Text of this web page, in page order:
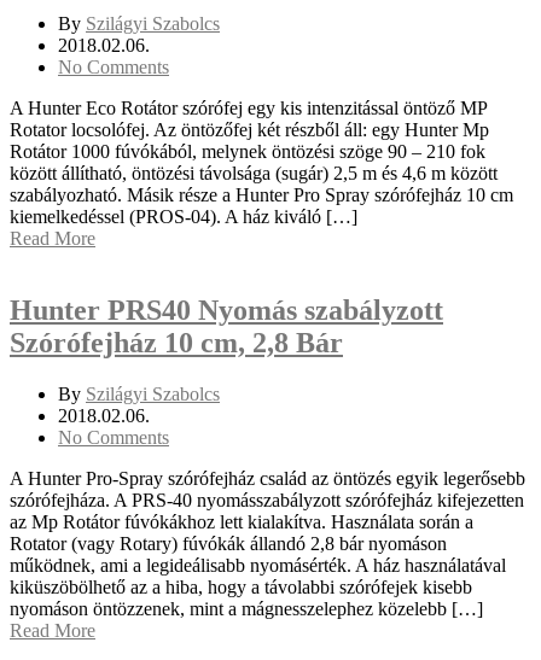
By Szilágyi Szabolcs
2018.02.06.
No Comments
A Hunter Eco Rotátor szórófej egy kis intenzitással öntöző MP
Rotator locsolófej. Az öntözőfej két részből áll: egy Hunter Mp
Rotátor 1000 fúvókából, melynek öntözési szöge 90 – 210 fok
között állítható, öntözési távolsága (sugár) 2,5 m és 4,6 m között
szabályozható. Másik része a Hunter Pro Spray szórófejház 10 cm
kiemelkedéssel (PROS-04). A ház kiváló […]
Read More
Hunter PRS40 Nyomás szabályzott
Szórófejház 10 cm, 2,8 Bár
By Szilágyi Szabolcs
2018.02.06.
No Comments
A Hunter Pro-Spray szórófejház család az öntözés egyik legerősebb
szórófejháza. A PRS-40 nyomásszabályzott szórófejház kifejezetten
az Mp Rotátor fúvókákhoz lett kialakítva. Használata során a
Rotator (vagy Rotary) fúvókák állandó 2,8 bár nyomáson
működnek, ami a legideálisabb nyomásérték. A ház használatával
kiküszöbölhető az a hiba, hogy a távolabbi szórófejek kisebb
nyomáson öntözzenek, mint a mágnesszelephez közelebb […]
Read More